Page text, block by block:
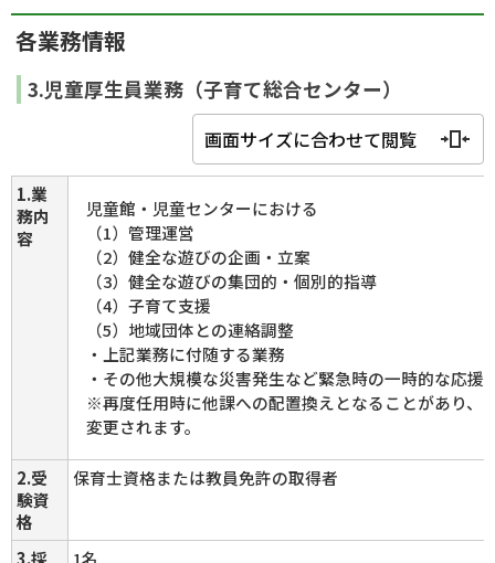
各業務情報
3.児童厚生員業務（子育て総合センター）
画面サイズに合わせて閲覧
1.業
務内
容
児童館・児童センターにおける
（1）管理運営
（2）健全な遊びの企画・立案
（3）健全な遊びの集団的・個別的指導
（4）子育て支援
（5）地域団体との連絡調整
・上記業務に付随する業務
・その他大規模な災害発生など緊急時の一時的な応援
※再度任用時に他課への配置換えとなることがあり、
変更されます。
2.受
験資
格
保育士資格または教員免許の取得者